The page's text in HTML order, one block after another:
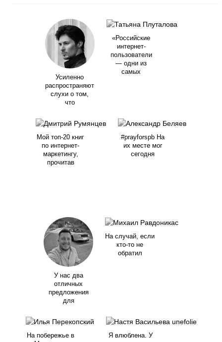
Усиленно
распространяют
слухи о том,
что
«Российские
интернет-
пользователи
— одни из
самых
Мой топ-20 книг
по интернет-
маркетингу,
прочитав
#prayforspb На
их месте мог
сегодня
У нас два
отличных
предложения
для
На случай, если
кто-то не
обратил
На побережье в
Я влюблена. У